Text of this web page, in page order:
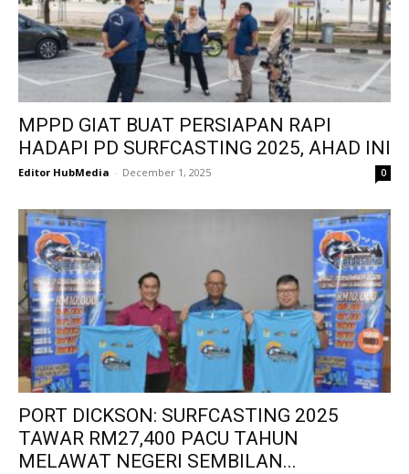
MPPD GIAT BUAT PERSIAPAN RAPI
HADAPI PD SURFCASTING 2025, AHAD INI
Editor HubMedia - December 1, 2025 0
PORT DICKSON: SURFCASTING 2025
TAWAR RM27,400 PACU TAHUN
MELAWAT NEGERI SEMBILAN...